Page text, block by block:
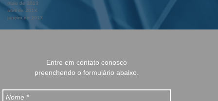
maio de 2013
abril de 2013
janeiro de 2013
Entre em contato conosco
preenchendo o formulário abaixo.